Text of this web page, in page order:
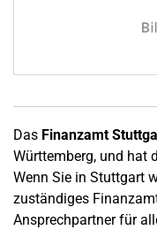
Das Finanzamt
Württemberg, und hat
Wenn Sie in Stuttgart
zuständiges
Ansprechpartner für